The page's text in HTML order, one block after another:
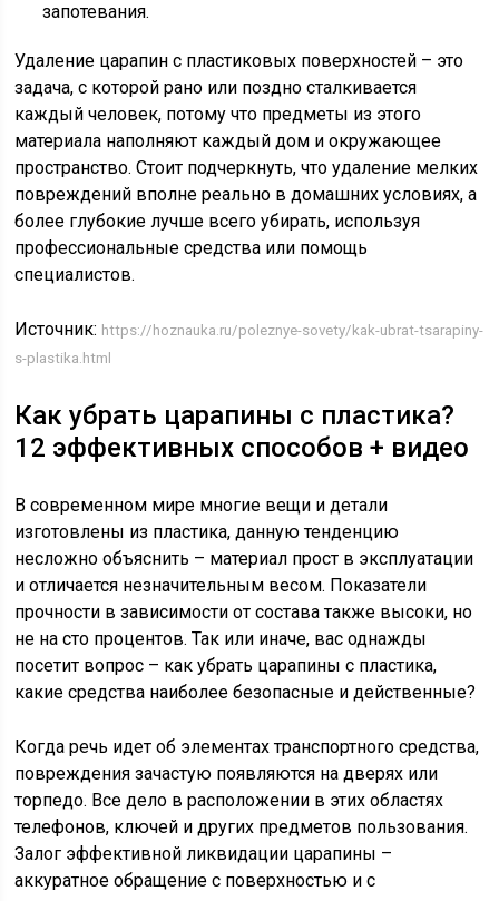
запотевания.
Удаление царапин с пластиковых поверхностей – это
задача, с которой рано или поздно сталкивается
каждый человек, потому что предметы из этого
материала наполняют каждый дом и окружающее
пространство. Стоит подчеркнуть, что удаление мелких
повреждений вполне реально в домашних условиях, а
более глубокие лучше всего убирать, используя
профессиональные средства или помощь
специалистов.
Источник: https://hoznauka.ru/poleznye-sovety/kak-ubrat-tsarapiny-
s-plastika.html
Как убрать царапины с пластика?
12 эффективных способов + видео
В современном мире многие вещи и детали
изготовлены из пластика, данную тенденцию
несложно объяснить – материал прост в эксплуатации
и отличается незначительным весом. Показатели
прочности в зависимости от состава также высоки, но
не на сто процентов. Так или иначе, вас однажды
посетит вопрос – как убрать царапины с пластика,
какие средства наиболее безопасные и действенные?
Когда речь идет об элементах транспортного средства,
повреждения зачастую появляются на дверях или
торпедо. Все дело в расположении в этих областях
телефонов, ключей и других предметов пользования.
Залог эффективной ликвидации царапины –
аккуратное обращение с поверхностью и с